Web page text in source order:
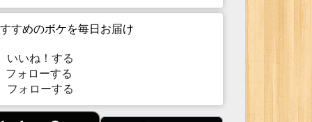
すめのボケを毎日お届け
いいね！する
ォローする
フォローする